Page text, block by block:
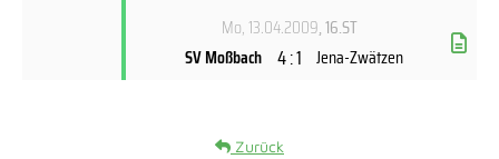
Mo, 13.04.2009, 16.ST
SV Moßbach 4 : 1 Jena-Zwätzen
Zurück